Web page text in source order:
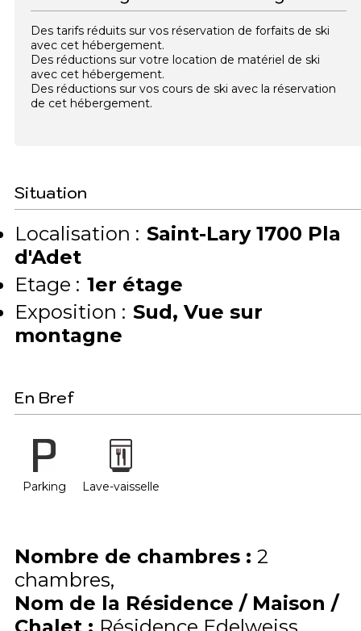
Des tarifs réduits sur vos réservation de forfaits de ski
avec cet hébergement.
Des réductions sur votre location de matériel de ski
avec cet hébergement.
Des réductions sur vos cours de ski avec la réservation
de cet hébergement.
Situation
Localisation : Saint-Lary 1700 Pla
d'Adet
Etage : 1er étage
Exposition : Sud Vue sur
montagne
En Bref
Parking Lave-vaisselle
Nombre de chambres : 2
chambres
Nom de la Résidence / Maison /